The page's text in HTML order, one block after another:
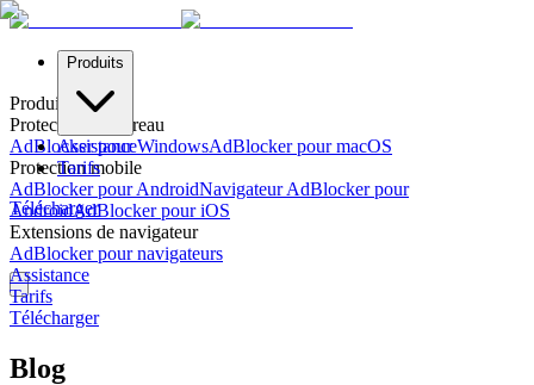
Produits
Assistance
Tarifs
Télécharger
Produits
Protection de bureau
AdBlocker pour WindowsAdBlocker pour macOS
Protection mobile
AdBlocker pour AndroidNavigateur AdBlocker pour
AndroidAdBlocker pour iOS
Extensions de navigateur
AdBlocker pour navigateurs
Assistance
Tarifs
Télécharger
Blog